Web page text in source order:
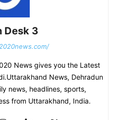
Desk 3
2020 News gives you the Latest
News, Dehradun
news, headlines, sports,
from Uttarakhand, India.